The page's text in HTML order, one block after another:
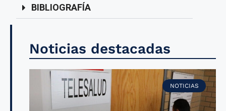
BIBLIOGRAFÍA
Noticias destacadas
NOTICIAS